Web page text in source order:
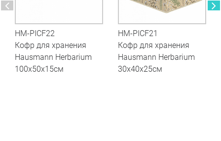
HM-PICF22
Кофр для хранения
Hausmann Herbarium
100x50x15см
HM-PICF21
Кофр для хранения
Hausmann Herbarium
30x40x25см